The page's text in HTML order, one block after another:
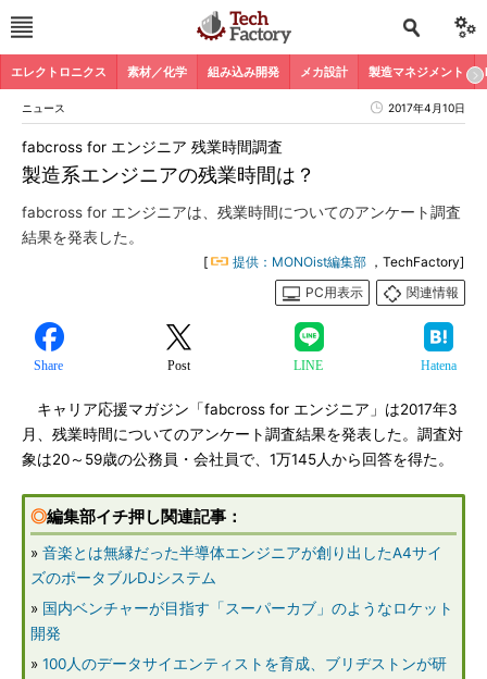
エレクトロニクス 素材／化学 組み込み開発 メカ設計 製造マネジメント
ニュース 2017年4月10日
製造系エンジニアの残業時間は？
fabcross for エンジニア 残業時間調査
fabcross for エンジニアは、残業時間についてのアンケート調査
結果を発表した。
[ 提供：MONOist編集部 ，TechFactory]
PC用表示
関連情報
Share Post LINE Hatena
キャリア応援マガジン「fabcross for エンジニア」は2017年3
月、残業時間についてのアンケート調査結果を発表した。調査対
象は20～59歳の公務員・会社員で、1万145人から回答を得た。
◎編集部イチ押し関連記事：
» 音楽とは無縁だった半導体エンジニアが創り出したA4サイ
ズのポータブルDJシステム
» 国内ベンチャーが目指す「スーパーカブ」のようなロケット
開発
» 100人のデータサイエンティストを育成、ブリヂストンが研